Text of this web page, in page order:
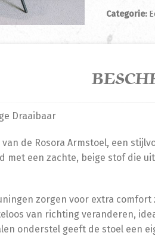
Categorie:
Draaibaar
de Rosora Armstoel, een
met een zachte, beige stof die
zorgen voor extra
van richting veranderen,
onderstel geeft de stoel een